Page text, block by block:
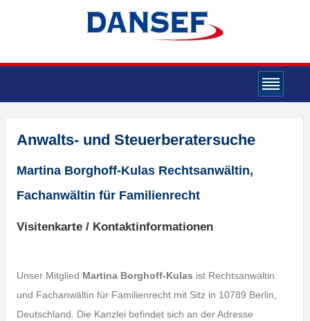
Anwalts- und Steuerberatersuche
Martina Borghoff-Kulas Rechtsanwältin,
Fachanwältin für Familienrecht
Visitenkarte / Kontaktinformationen
Unser Mitglied Martina Borghoff-Kulas ist Rechtsanwältin
und Fachanwältin für Familienrecht mit Sitz in 10789 Berlin,
Deutschland. Die Kanzlei befindet sich an der Adresse